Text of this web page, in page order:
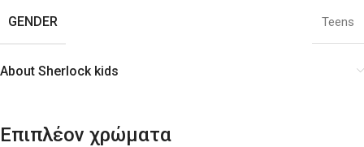
GENDER Teens
About Sherlock kids
Επιπλέον χρώματα